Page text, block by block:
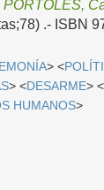
.- ISBN
> <
> <DESARME> <
HUMANOS>